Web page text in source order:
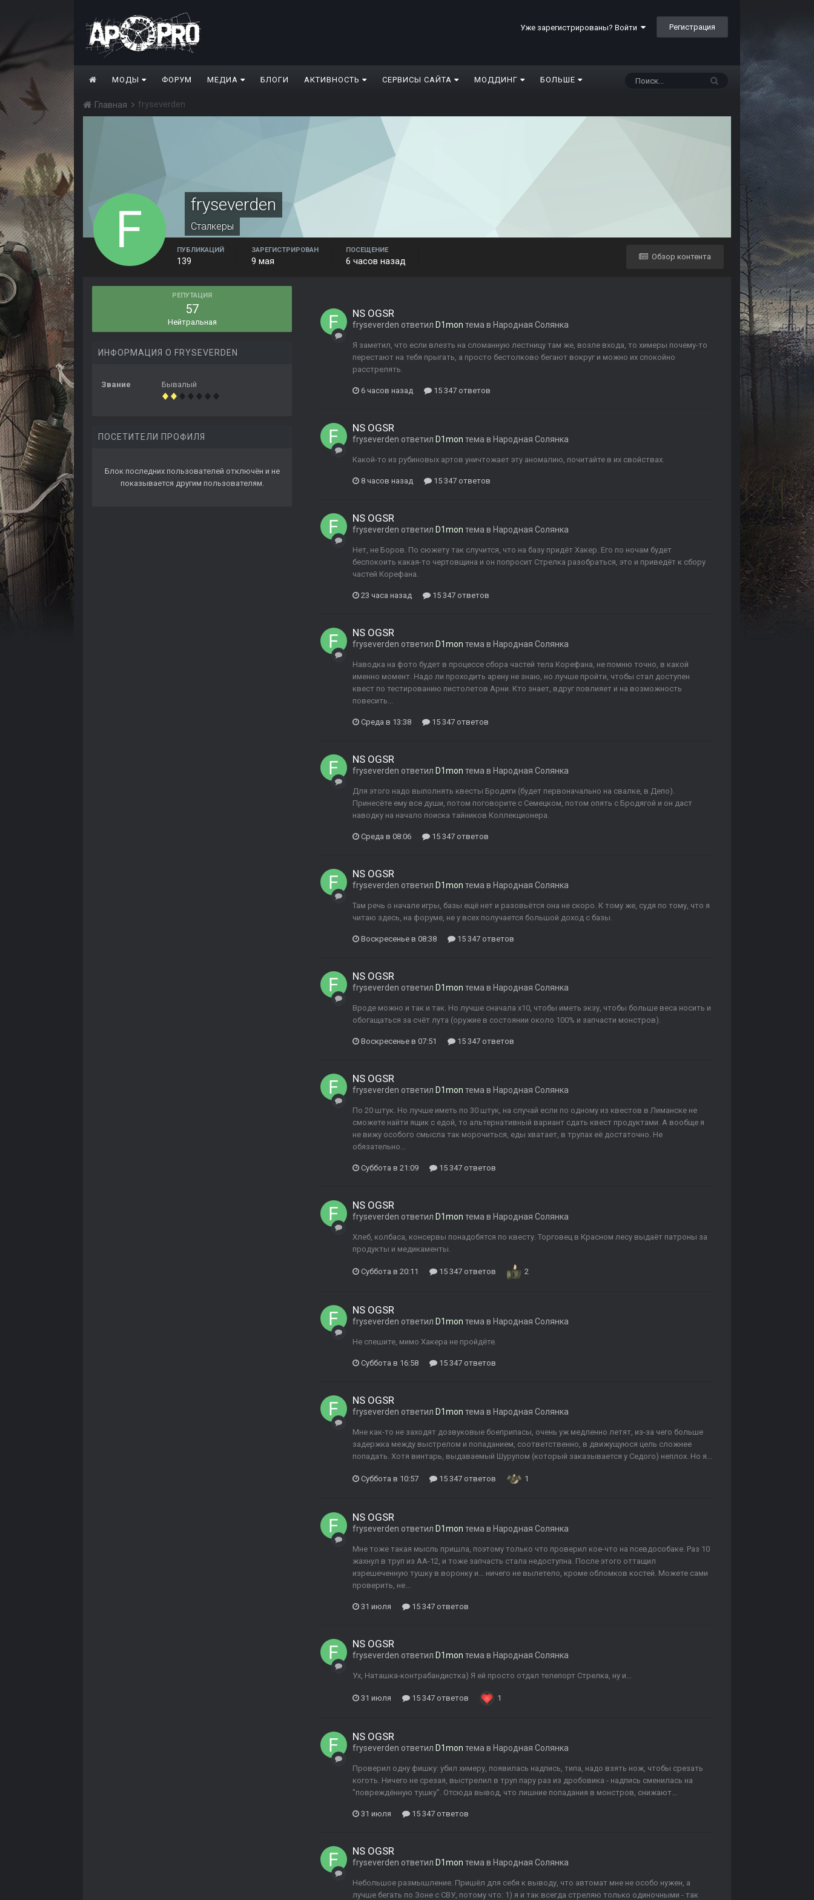
Уже зарегистрированы? Войти Регистрация
МОДЫ ФОРУМ МЕДИА БЛОГИ АКТИВНОСТЬ СЕРВИСЫ САЙТА МОДДИНГ БОЛЬШЕ
Главная fryseverden
fryseverden
Сталкеры
Обзор контента
ПУБЛИКАЦИЙ
139
ЗАРЕГИСТРИРОВАН
9 мая
ПОСЕЩЕНИЕ
6 часов назад
РЕПУТАЦИЯ
57
Нейтральная
ИНФОРМАЦИЯ О FRYSEVERDEN
Звание Бывалый
ПОСЕТИТЕЛИ ПРОФИЛЯ
Блок последних пользователей отключён и не
показывается другим пользователям.
NS OGSR
fryseverden ответил D1mon тема в Народная Солянка
Я заметил, что если влезть на сломанную лестницу там же, возле входа, то химеры почему-то
перестают на тебя прыгать, а просто бестолково бегают вокруг и можно их спокойно
расстрелять.
6 часов назад 15 347 ответов
NS OGSR
fryseverden ответил D1mon тема в Народная Солянка
Какой-то из рубиновых артов уничтожает эту аномалию, почитайте в их свойствах.
8 часов назад 15 347 ответов
NS OGSR
fryseverden ответил D1mon тема в Народная Солянка
Нет, не Боров. По сюжету так случится, что на базу придёт Хакер. Его по ночам будет
беспокоить какая-то чертовщина и он попросит Стрелка разобраться, это и приведёт к сбору
частей Корефана.
23 часа назад 15 347 ответов
NS OGSR
fryseverden ответил D1mon тема в Народная Солянка
Наводка на фото будет в процессе сбора частей тела Корефана, не помню точно, в какой
именно момент. Надо ли проходить арену не знаю, но лучше пройти, чтобы стал доступен
квест по тестированию пистолетов Арни. Кто знает, вдруг повлияет и на возможность
повесить...
Среда в 13:38 15 347 ответов
NS OGSR
fryseverden ответил D1mon тема в Народная Солянка
Для этого надо выполнять квесты Бродяги (будет первоначально на свалке, в Депо).
Принесёте ему все души, потом поговорите с Семецком, потом опять с Бродягой и он даст
наводку на начало поиска тайников Коллекционера.
Среда в 08:06 15 347 ответов
NS OGSR
fryseverden ответил D1mon тема в Народная Солянка
Там речь о начале игры, базы ещё нет и разовьётся она не скоро. К тому же, судя по тому, что я
читаю здесь, на форуме, не у всех получается большой доход с базы.
Воскресенье в 08:38 15 347 ответов
NS OGSR
fryseverden ответил D1mon тема в Народная Солянка
Вроде можно и так и так. Но лучше сначала х10, чтобы иметь экзу, чтобы больше веса носить и
обогащаться за счёт лута (оружие в состоянии около 100% и запчасти монстров).
Воскресенье в 07:51 15 347 ответов
NS OGSR
fryseverden ответил D1mon тема в Народная Солянка
По 20 штук. Но лучше иметь по 30 штук, на случай если по одному из квестов в Лиманске не
сможете найти ящик с едой, то альтернативный вариант сдать квест продуктами. А вообще я
не вижу особого смысла так морочиться, еды хватает, в трупах её достаточно. Не
обязательно...
Суббота в 21:09 15 347 ответов
NS OGSR
fryseverden ответил D1mon тема в Народная Солянка
Хлеб, колбаса, консервы понадобятся по квесту. Торговец в Красном лесу выдаёт патроны за
продукты и медикаменты.
Суббота в 20:11 15 347 ответов 2
NS OGSR
fryseverden ответил D1mon тема в Народная Солянка
Не спешите, мимо Хакера не пройдёте.
Суббота в 16:58 15 347 ответов
NS OGSR
fryseverden ответил D1mon тема в Народная Солянка
Мне как-то не заходят дозвуковые боеприпасы, очень уж медленно летят, из-за чего больше
задержка между выстрелом и попаданием, соответственно, в движущуюся цель сложнее
попадать. Хотя винтарь, выдаваемый Шурупом (который заказывается у Седого) неплох. Но я...
Суббота в 10:57 15 347 ответов 1
NS OGSR
fryseverden ответил D1mon тема в Народная Солянка
Мне тоже такая мысль пришла, поэтому только что проверил кое-что на псевдособаке. Раз 10
жахнул в труп из АА-12, и тоже запчасть стала недоступна. После этого оттащил
изрешеченную тушку в воронку и... ничего не вылетело, кроме обломков костей. Можете сами
проверить, не...
31 июля 15 347 ответов
NS OGSR
fryseverden ответил D1mon тема в Народная Солянка
Ух, Наташка-контрабандистка) Я ей просто отдал телепорт Стрелка, ну и...
31 июля 15 347 ответов 1
NS OGSR
fryseverden ответил D1mon тема в Народная Солянка
Проверил одну фишку: убил химеру, появилась надпись, типа, надо взять нож, чтобы срезать
коготь. Ничего не срезая, выстрелил в труп пару раз из дробовика - надпись сменилась на
"повреждённую тушку". Отсюда вывод, что лишние попадания в монстров, снижают...
31 июля 15 347 ответов
NS OGSR
fryseverden ответил D1mon тема в Народная Солянка
Небольшое размышление. Пришёл для себя к выводу, что автомат мне не особо нужен, а
лучше бегать по Зоне с СВУ, потому что: 1) я и так всегда стреляю только одиночными - так